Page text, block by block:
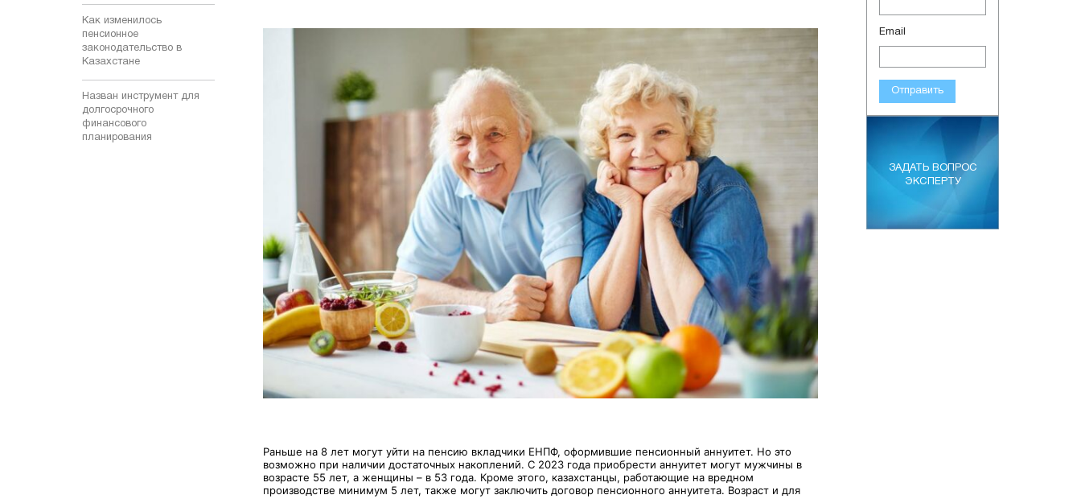
Как изменилось
пенсионное
законодательство в
Казахстане
Назван инструмент для
долгосрочного
финансового
планирования
Раньше на 8 лет могут уйти на пенсию вкладчики ЕНПФ, оформившие пенсионный аннуитет. Но это
возможно при наличии достаточных накоплений. С 2023 года приобрести аннуитет могут мужчины в
возрасте 55 лет, а женщины – в 53 года. Кроме этого, казахстанцы, работающие на вредном
производстве минимум 5 лет, также могут заключить договор пенсионного аннуитета. Возраст и для
Email
Отправить
ЗАДАТЬ ВОПРОС
ЭКСПЕРТУ